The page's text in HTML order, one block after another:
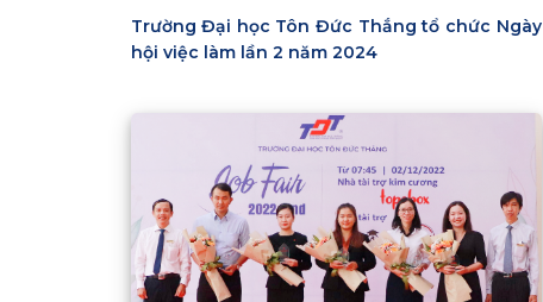
Trường Đại học Tôn Đức Thắng tổ chức Ngày
hội việc làm lần 2 năm 2024